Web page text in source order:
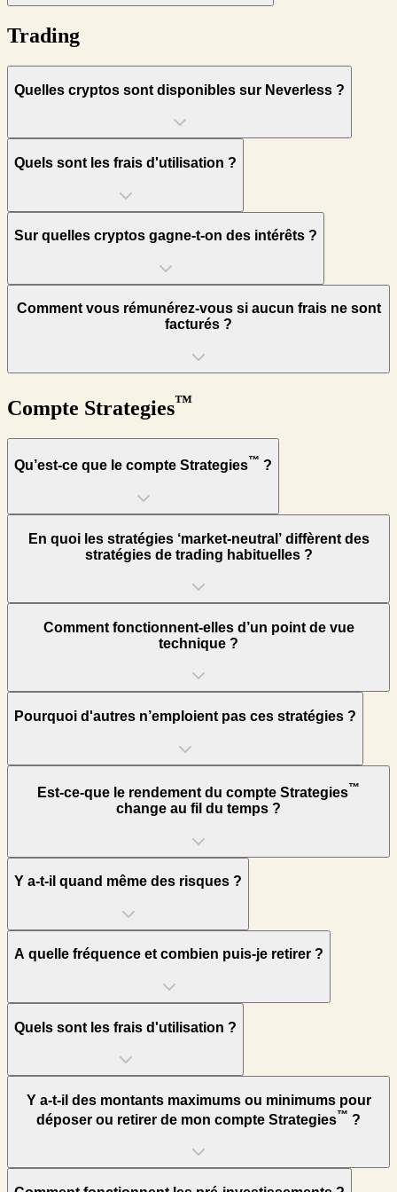
Trading
Quelles cryptos sont disponibles sur Neverless ?
Quels sont les frais d'utilisation ?
Sur quelles cryptos gagne-t-on des intérêts ?
Comment vous rémunérez-vous si aucun frais ne sont
facturés ?
Compte Strategies™
Qu’est-ce que le compte Strategies™ ?
En quoi les stratégies ‘market-neutral’ diffèrent des
stratégies de trading habituelles ?
Comment fonctionnent-elles d’un point de vue
technique ?
Pourquoi d'autres n’emploient pas ces stratégies ?
Est-ce-que le rendement du compte Strategies™
change au fil du temps ?
Y a-t-il quand même des risques ?
A quelle fréquence et combien puis-je retirer ?
Quels sont les frais d'utilisation ?
Y a-t-il des montants maximums ou minimums pour
déposer ou retirer de mon compte Strategies™ ?